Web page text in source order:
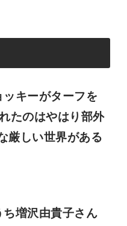
キーがターフを
たのはやはり部外
厳しい世界がある
増沢由貴子さん